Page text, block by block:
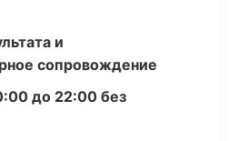
и
сопровождение
до 22:00 без